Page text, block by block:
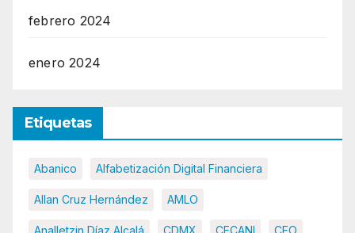
febrero 2024
enero 2024
Etiquetas
Abanico Alfabetización Digital Financiera
Allan Cruz Hernández AMLO
Analletzin Díaz Alcalá CDMX CECANI CEO